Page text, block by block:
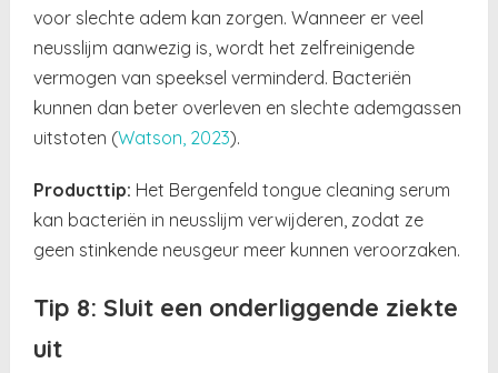
voor slechte adem kan zorgen. Wanneer er veel
neusslijm aanwezig is, wordt het zelfreinigende
vermogen van speeksel verminderd. Bacteriën
kunnen dan beter overleven en slechte ademgassen
uitstoten (Watson, 2023).
Producttip: Het Bergenfeld tongue cleaning serum
kan bacteriën in neusslijm verwijderen, zodat ze
geen stinkende neusgeur meer kunnen veroorzaken.
Tip 8: Sluit een onderliggende ziekte
uit